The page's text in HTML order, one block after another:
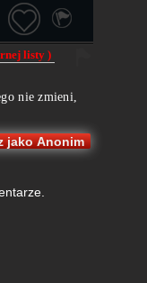
listy )
nie zmieni,
jako Anonim